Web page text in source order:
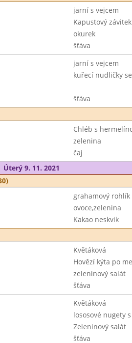
jarní s vejcem
Kapustový
okurek
šťáva
jarní s vejcem
kuřecí nudličky
šťáva
Chléb s
zelenina
čaj
Úterý 9. 11. 2021
grahamový rohlík
ovoce,zelenina
Kakao neskvik
Květáková
Hovězí kýta po
zeleninový salát
šťáva
Květáková
lososové nugety
Zeleninový salát
šťáva